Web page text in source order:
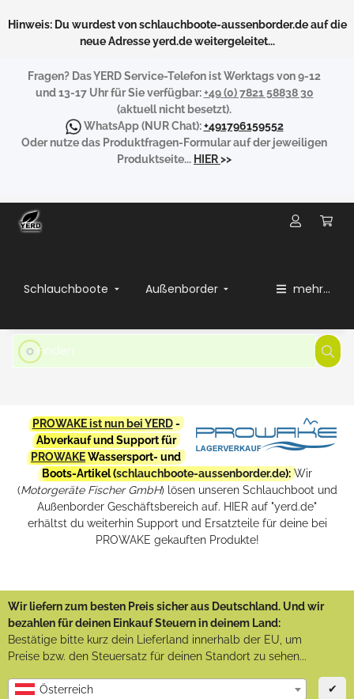
Hinweis: Du wurdest von schlauchboote-aussenborder.de auf die
neue Adresse yerd.de weitergeleitet...
Fragen? Das YERD Service-Telefon ist Werktags von 9-12
und 13-17 Uhr für Sie verfügbar:+49 (0) 7821 58838 30
(aktuell nicht besetzt).
WhatsApp(NUR Chat):+491796159552
Oder nutze das Produktfragen-Formular auf der jeweiligen
Produktseite... HIER>>
Schlauchboote Außenborder mehr...
PROWAKE ist nun bei YERD-
Abverkauf und Support für
PROWAKEWassersport- und
Boots-Artikel (schlauchboote-aussenborder.de): Wir
(Motorgeräte Fischer GmbH) lösen unseren Schlauchboot und
Außenborder Geschäftsbereich auf. HIER auf "yerd.de"
erhältst du weiterhin Support und Ersatzteile für deine bei
PROWAKE gekauften Produkte!
Wir liefern zum besten Preis sicher aus Deutschland. Und wir
bezahlen für deinen Einkauf Steuern in deinem Land:
Bestätige bitte kurz dein Lieferland innerhalb der EU, um
Preise bzw. den Steuersatz für deinen Standort zu sehen...
Österreich ✔